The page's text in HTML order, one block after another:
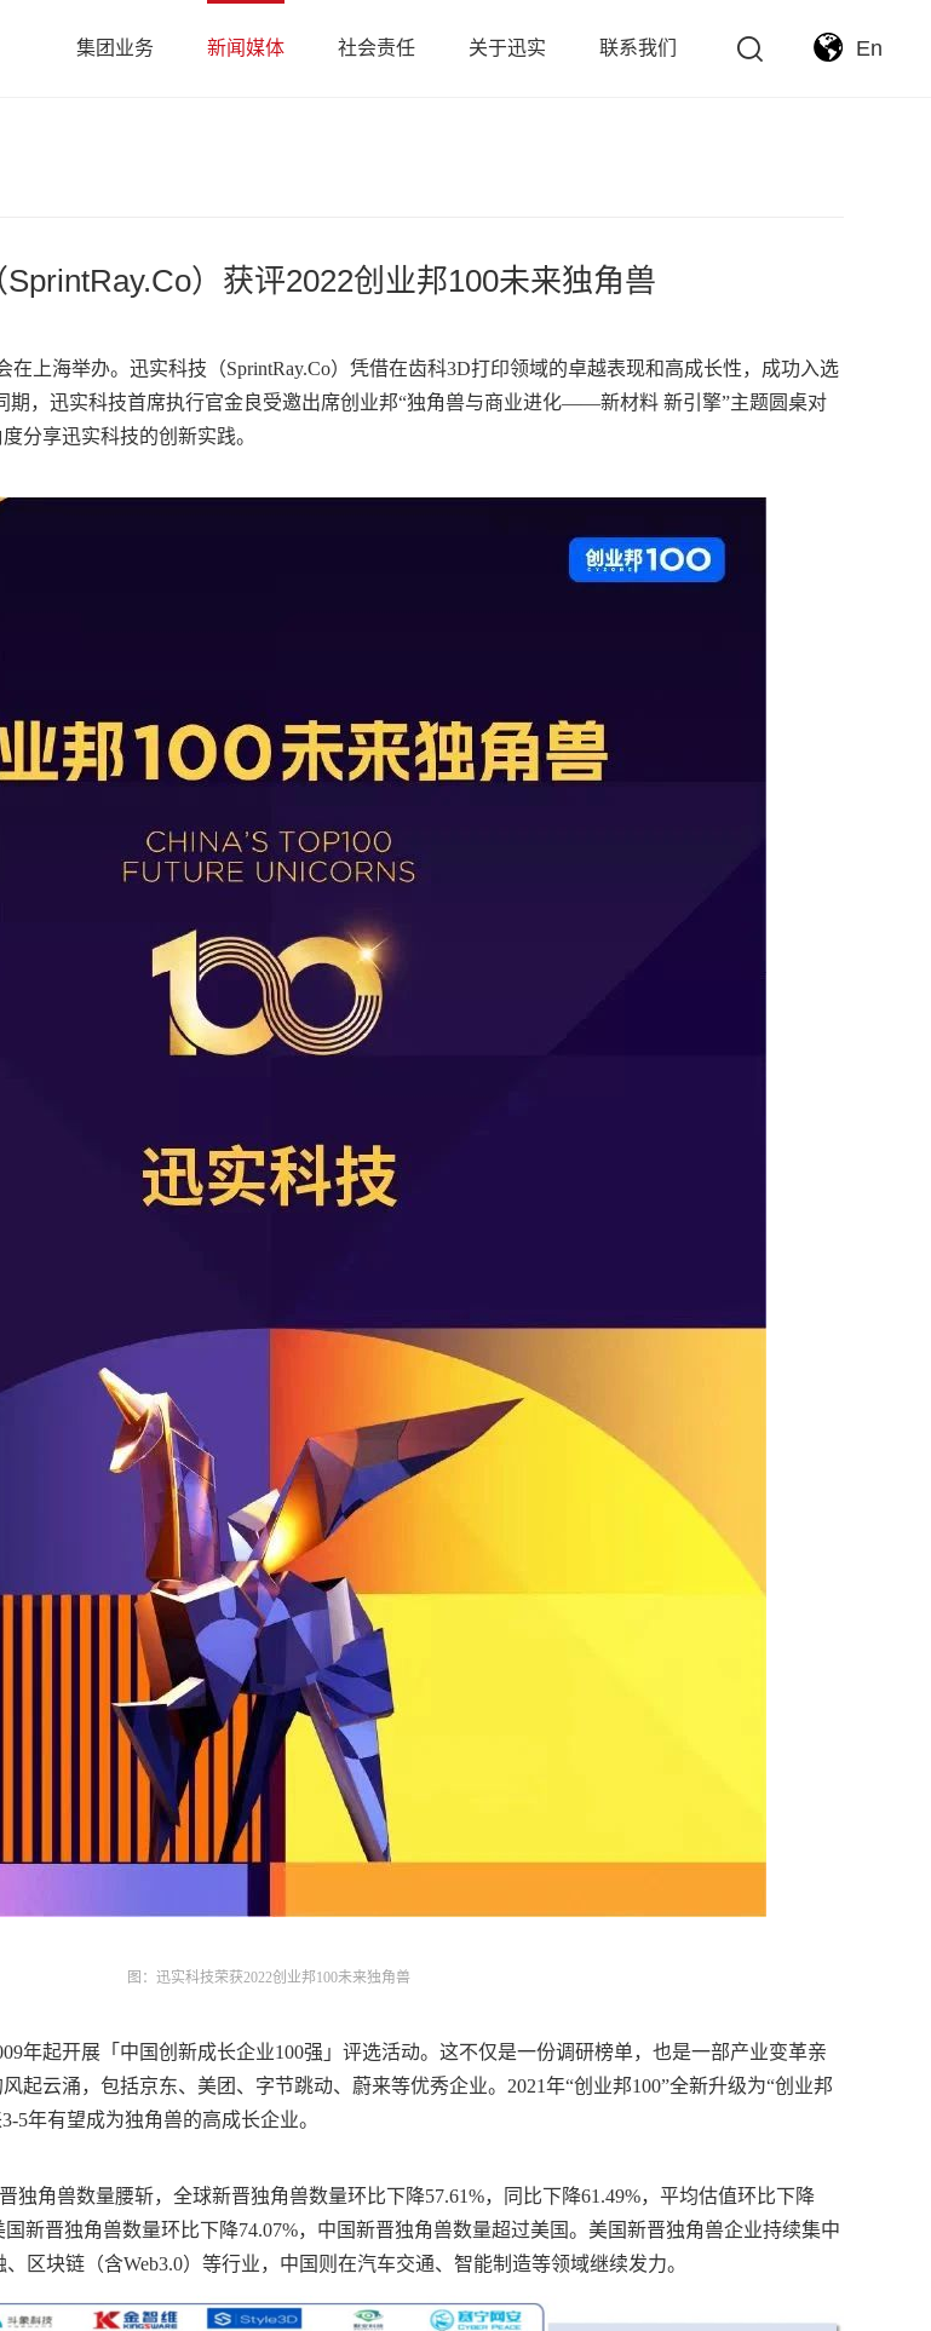
集团业务 新闻媒体 社会责任 关于迅实 联系我们 En
）获评2022创业邦100未来独角兽
在上海举办。迅实科技（SprintRay.Co）凭借在齿科3D打印领域的卓越表现和高成长性，成功入选
期，迅实科技首席执行官金良受邀出席创业邦“独角兽与商业进化——新材料 新引擎”主题圆桌对
分享迅实科技的创新实践。
图：迅实科技荣获2022创业邦100未来独角兽
年起开展「中国创新成长企业100强」评选活动。这不仅是一份调研榜单，也是一部产业变革亲
起云涌，包括京东、美团、字节跳动、蔚来等优秀企业。2021年“创业邦100”全新升级为“创业邦
5年有望成为独角兽的高成长企业。
独角兽数量腰斩，全球新晋独角兽数量环比下降57.61%，同比下降61.49%，平均估值环比下降
国新晋独角兽数量环比下降74.07%，中国新晋独角兽数量超过美国。美国新晋独角兽企业持续集中
区块链（含Web3.0）等行业，中国则在汽车交通、智能制造等领域继续发力。